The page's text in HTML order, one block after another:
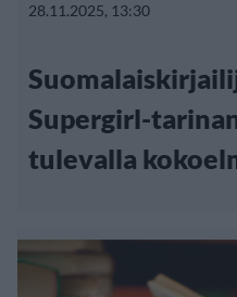
28.11.2025, 13:30
Supergirl-
tulevalla